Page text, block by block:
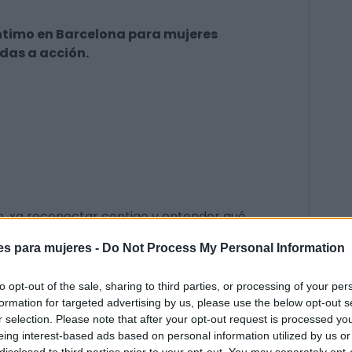
para mujeres - Do Not Process My Personal Information
opt-out of the sale, sharing to third parties, or processing of your
for targeted advertising by us, please use the below opt-out
selection. Please note that after your opt-out request is processed
interest-based ads based on personal information utilized by us
en Barcelona para mujeres
a acción.
xa reconectar contigo y entender qué